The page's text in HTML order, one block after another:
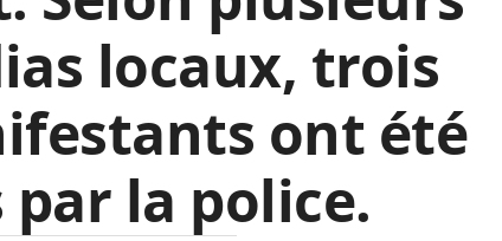
locaux, trois
ont été
la police.